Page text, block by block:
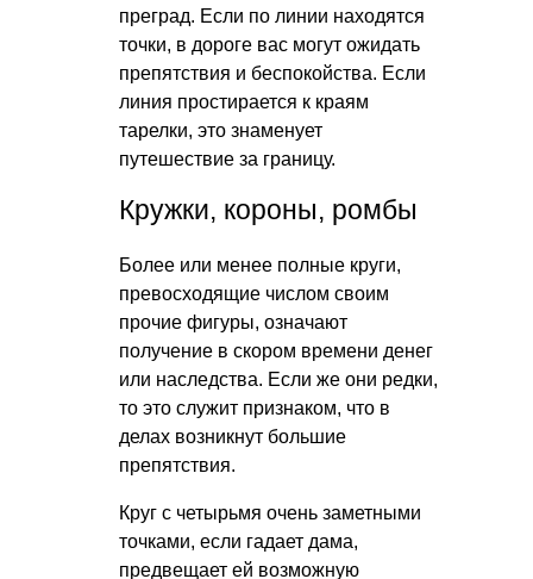
преград. Если по линии находятся
точки, в дороге вас могут ожидать
препятствия и беспокойства. Если
линия простирается к краям
тарелки, это знаменует
путешествие за границу.
Кружки, короны, ромбы
Более или менее полные круги,
превосходящие числом своим
прочие фигуры, означают
получение в скором времени денег
или наследства. Если же они редки,
то это служит признаком, что в
делах возникнут большие
препятствия.
Круг с четырьмя очень заметными
точками, если гадает дама,
предвещает ей возможную